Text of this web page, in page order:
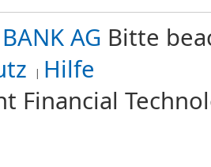
AG Bitte
Hilfe
Financial